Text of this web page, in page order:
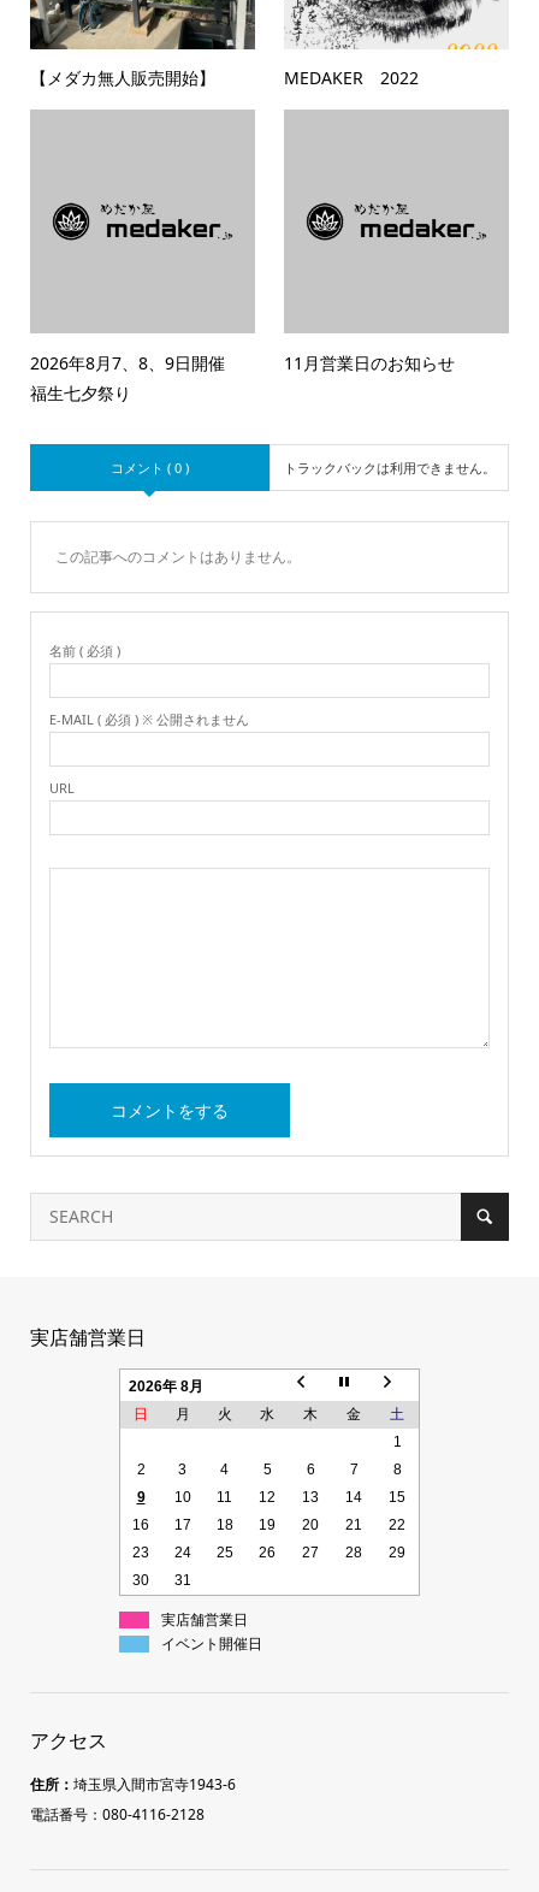
【メダカ無人販売開始】 MEDAKER 2022
2026年8月7、8、9日開催
福生七夕祭り
11月営業日のお知らせ
コメント ( 0 ) トラックバックは利用できません。
この記事へのコメントはありません。
名前 ( 必須 )
E-MAIL ( 必須 ) ※ 公開されません
URL
実店舗営業日
2026年 8月
日
月 火 水 木 金
土
1
2
3 4 5 6 7
8
9
10 11 12 13 14
15
16
17 18 19 20 21
22
23
24 25 26 27 28
29
30
31
実店舗営業日
イベント開催日
アクセス
住所： 埼玉県入間市宮寺1943-6
電話番号：080-4116-2128